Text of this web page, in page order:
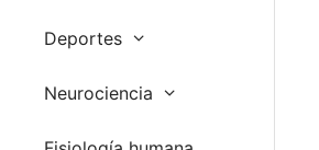
Deportes
Neurociencia